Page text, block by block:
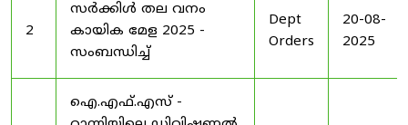
2
സർക്കിൾ തല വനം
കായിക മേള 2025 -
സംബന്ധിച്ച്
Dept
Orders
20-08-
2025
ഐ.എഫ്.എസ് -